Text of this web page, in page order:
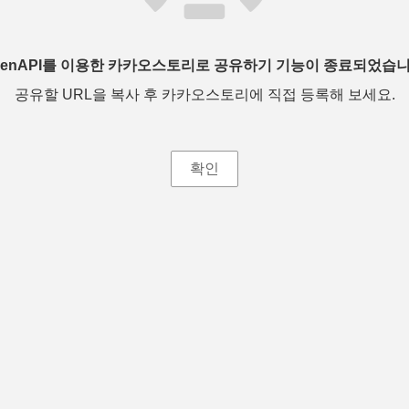
를 이용한 카카오스토리로 공유하기 기능이 종료되었습
공유할 URL을 복사 후 카카오스토리에 직접 등록해 보세요.
확인